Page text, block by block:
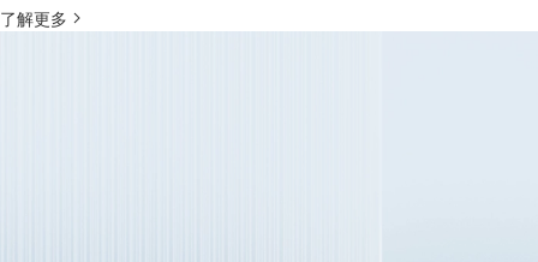
了解更多